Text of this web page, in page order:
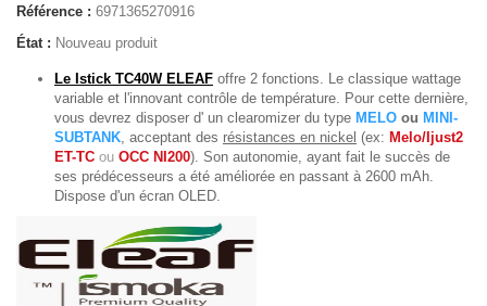
Référence : 6971365270916
État : Nouveau produit
Le Istick TC40W ELEAF offre 2 fonctions. Le classique wattage
variable et l'innovant contrôle de température. Pour cette dernière,
vous devrez disposer d' un clearomizer du type MELO ou MINI-
SUBTANK, acceptant des résistances en nickel (ex: Melo/Ijust2
ET-TC ou OCC NI200). Son autonomie, ayant fait le succès de
ses prédécesseurs a été améliorée en passant à 2600 mAh.
Dispose d'un écran OLED.